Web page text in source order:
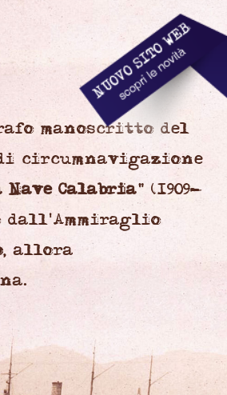
manoscritto del
circumnavigazione
Nave Calabria" (1909-
dall'Ammiraglio
, allora